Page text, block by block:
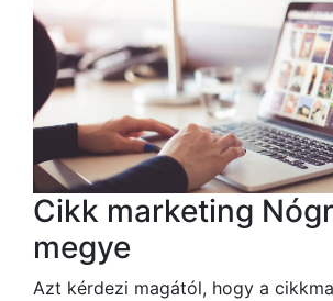
Cikk marketing
megye
Azt kérdezi magától, hogy a